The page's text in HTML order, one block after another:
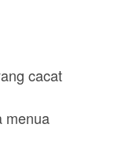
cacat
menua